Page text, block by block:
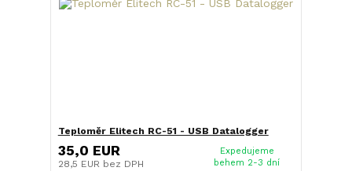
Teploměr Elitech RC-51 - USB Datalogger
35,0 EUR
28,5 EUR bez DPH
Expedujeme
behem 2-3 dní